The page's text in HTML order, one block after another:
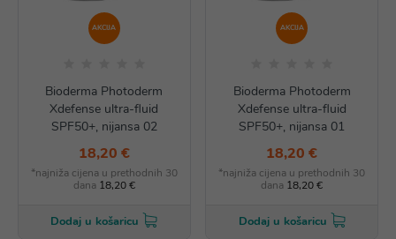
AKCIJA
Bioderma Photoderm
Xdefense ultra-fluid
SPF50+, nijansa 02
18,20 €
*najniža cijena u prethodnih 30
dana 18,20 €
Dodaj u košaricu
AKCIJA
Bioderma Photoderm
Xdefense ultra-fluid
SPF50+, nijansa 01
18,20 €
*najniža cijena u prethodnih 30
dana 18,20 €
Dodaj u košaricu